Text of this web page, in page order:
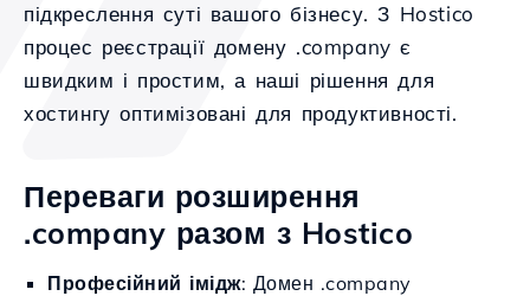
підкреслення суті вашого бізнесу. З Hostico
процес реєстрації домену .company є
швидким і простим, а наші рішення для
хостингу оптимізовані для продуктивності.
Переваги розширення
.company разом з Hostico
Професійний імідж: Домен .company